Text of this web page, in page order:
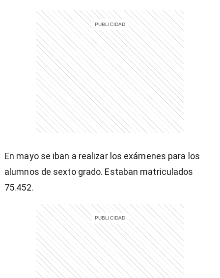
En mayo se iban a realizar los exámenes para los
alumnos de sexto grado. Estaban matriculados
75.452.